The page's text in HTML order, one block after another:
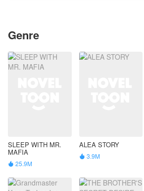
Genre
SLEEP WITH MR.
MAFIA
 25.9M
ALEA STORY
 3.9M